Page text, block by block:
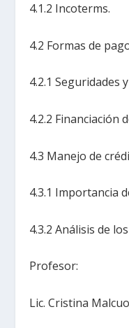
4.1.2 Incoterms.
4.2 Formas de
4.2.1 Seguridades
4.2.2 Financiación
4.3 Manejo de
4.3.1 Importancia
4.3.2 Análisis de
Profesor:
Lic. Cristina